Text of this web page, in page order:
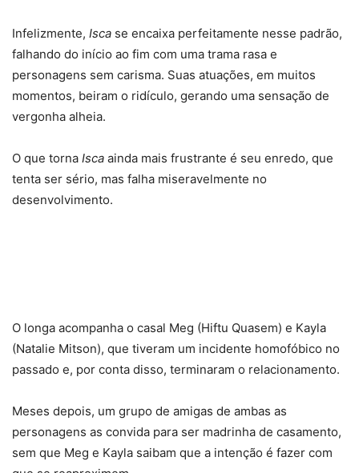
Infelizmente, Isca se encaixa perfeitamente nesse padrão,
falhando do início ao fim com uma trama rasa e
personagens sem carisma. Suas atuações, em muitos
momentos, beiram o ridículo, gerando uma sensação de
vergonha alheia.
O que torna Isca ainda mais frustrante é seu enredo, que
tenta ser sério, mas falha miseravelmente no
desenvolvimento.
O longa acompanha o casal Meg (Hiftu Quasem) e Kayla
(Natalie Mitson), que tiveram um incidente homofóbico no
passado e, por conta disso, terminaram o relacionamento.
Meses depois, um grupo de amigas de ambas as
personagens as convida para ser madrinha de casamento,
sem que Meg e Kayla saibam que a intenção é fazer com